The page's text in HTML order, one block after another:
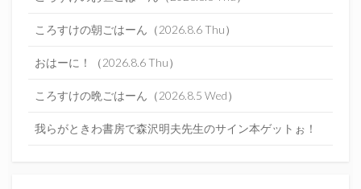
ころすけの朝ごはーん（2026.8.6 Thu）
おはーに！（2026.8.6 Thu）
ころすけの晩ごはーん（2026.8.5 Wed）
我らがときわ書房で森沢明夫先生のサイン本ゲットぉ！